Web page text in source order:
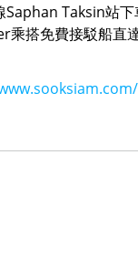
Saphan Taksin站
乘搭免費接駁船直